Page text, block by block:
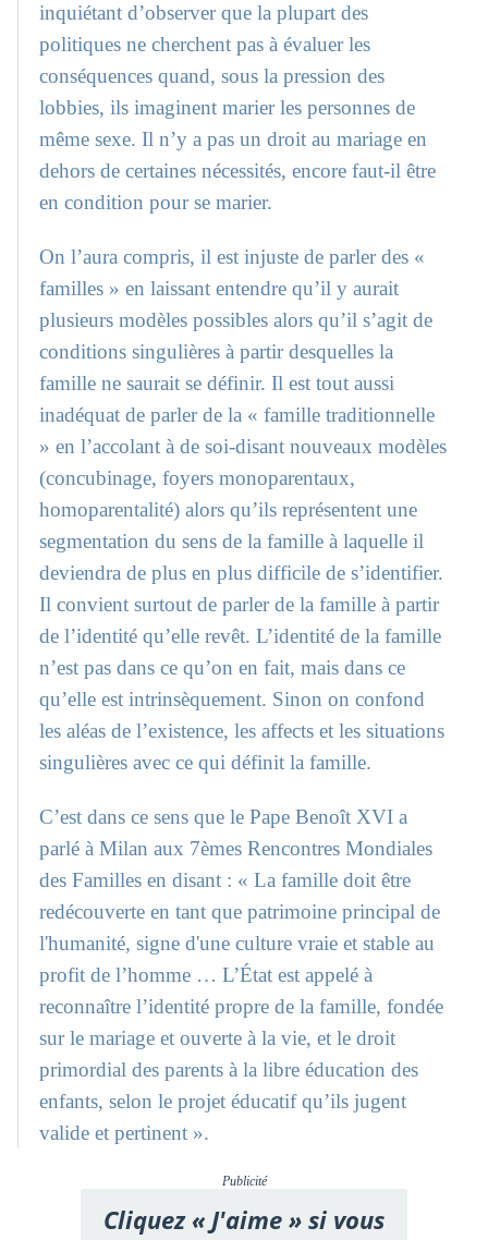
inquiétant d’observer que la plupart des
politiques ne cherchent pas à évaluer les
conséquences quand, sous la pression des
lobbies, ils imaginent marier les personnes de
même sexe. Il n’y a pas un droit au mariage en
dehors de certaines nécessités, encore faut-il être
en condition pour se marier.
On l’aura compris, il est injuste de parler des «
familles » en laissant entendre qu’il y aurait
plusieurs modèles possibles alors qu’il s’agit de
conditions singulières à partir desquelles la
famille ne saurait se définir. Il est tout aussi
inadéquat de parler de la « famille traditionnelle
» en l’accolant à de soi-disant nouveaux modèles
(concubinage, foyers monoparentaux,
homoparentalité) alors qu’ils représentent une
segmentation du sens de la famille à laquelle il
deviendra de plus en plus difficile de s’identifier.
Il convient surtout de parler de la famille à partir
de l’identité qu’elle revêt. L’identité de la famille
n’est pas dans ce qu’on en fait, mais dans ce
qu’elle est intrinsèquement. Sinon on confond
les aléas de l’existence, les affects et les situations
singulières avec ce qui définit la famille.
C’est dans ce sens que le Pape Benoît XVI a
parlé à Milan aux 7èmes Rencontres Mondiales
des Familles en disant : « La famille doit être
redécouverte en tant que patrimoine principal de
l'humanité, signe d'une culture vraie et stable au
profit de l’homme … L’État est appelé à
reconnaître l’identité propre de la famille, fondée
sur le mariage et ouverte à la vie, et le droit
primordial des parents à la libre éducation des
enfants, selon le projet éducatif qu’ils jugent
valide et pertinent ».
Publicité
Cliquez « J'aime » si vous